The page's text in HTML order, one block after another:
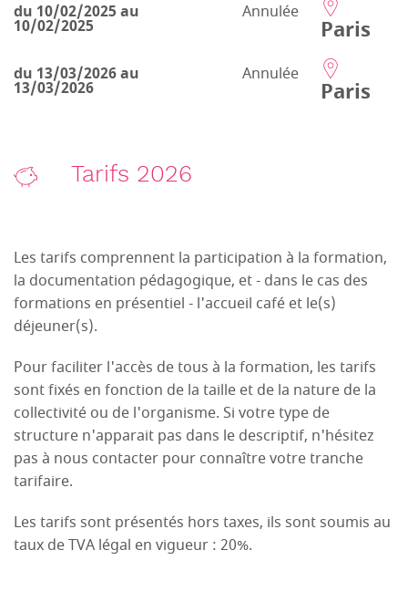
du 10/02/2025 au
10/02/2025
Annulée
Paris
du 13/03/2026 au
13/03/2026
Annulée
Paris
Tarifs 2026
Les tarifs comprennent la participation à la formation,
la documentation pédagogique, et - dans le cas des
formations en présentiel - l'accueil café et le(s)
déjeuner(s).
Pour faciliter l'accès de tous à la formation, les tarifs
sont fixés en fonction de la taille et de la nature de la
collectivité ou de l'organisme. Si votre type de
structure n'apparait pas dans le descriptif, n'hésitez
pas à nous contacter pour connaître votre tranche
tarifaire.
Les tarifs sont présentés hors taxes, ils sont soumis au
taux de TVA légal en vigueur : 20%.